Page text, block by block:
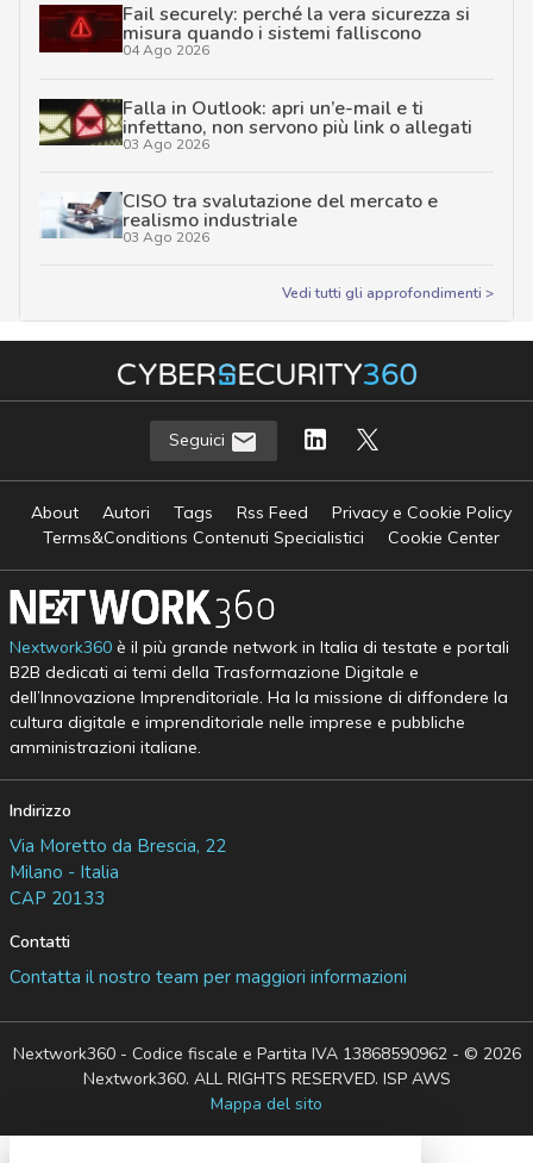
Fail securely: perché la vera sicurezza si
misura quando i sistemi falliscono
04 Ago 2026
Falla in Outlook: apri un’e-mail e ti
infettano, non servono più link o allegati
03 Ago 2026
CISO tra svalutazione del mercato e
realismo industriale
03 Ago 2026
Vedi tutti gli approfondimenti >
Seguici
About Autori Tags Rss Feed
Privacy e Cookie Policy
Terms&Conditions Contenuti Specialistici
Cookie Center
Nextwork360è il più grande network in Italia di testate e portali
B2B dedicati ai temi della Trasformazione Digitale e
dell’Innovazione Imprenditoriale. Ha la missione di diffondere la
cultura digitale e imprenditoriale nelle imprese e pubbliche
amministrazioni italiane.
Indirizzo
Via Moretto da Brescia, 22
Milano - Italia
CAP 20133
Contatti
Contatta il nostro team per maggiori informazioni
Nextwork360 - Codice fiscale e Partita IVA 13868590962 - © 2026
Nextwork360. ALL RIGHTS RESERVED. ISP AWS
Mappa del sito